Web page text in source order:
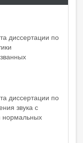
диcсертации по
диcсертации по
звука с
нормальных